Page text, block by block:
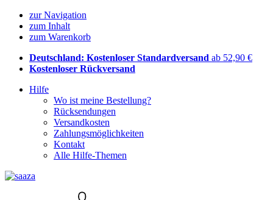
zur Navigation
zum Inhalt
zum Warenkorb
Deutschland: Kostenloser Standardversand ab 52,90 €
Kostenloser Rückversand
Hilfe
Wo ist meine Bestellung?
Rücksendungen
Versandkosten
Zahlungsmöglichkeiten
Kontakt
Alle Hilfe-Themen